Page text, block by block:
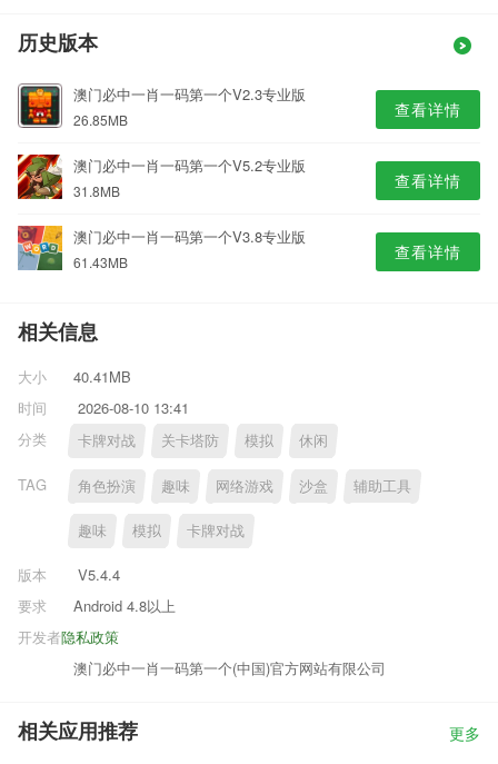
历史版本
澳门必中一肖一码第一个V2.3专业版
26.85MB 查看详情
澳门必中一肖一码第一个V5.2专业版
31.8MB 查看详情
澳门必中一肖一码第一个V3.8专业版
61.43MB 查看详情
相关信息
大小
40.41MB
时间
2026-08-10 13:41
分类
卡牌对战 关卡塔防 模拟 休闲
TAG 角色扮演 趣味 网络游戏 沙盒 辅助工具
趣味 模拟 卡牌对战
版本
V5.4.4
要求
Android 4.8以上
隐私政策
开发者
澳门必中一肖一码第一个(中国)官方网站有限公司
相关应用推荐 更多